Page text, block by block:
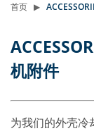
首页
机附件
为我们的外壳冷